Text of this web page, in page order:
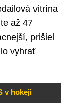
vitrína
až 47
prišiel
vyhrať
v hokeji